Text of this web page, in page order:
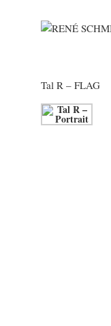
Tal R – FLAG